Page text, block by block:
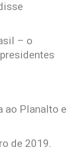
– o
ao Planalto e
de 2019.